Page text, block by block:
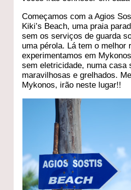
Começamos com a Agios
Kiki’s Beach, uma praia
sem os serviços de guarda
uma pérola. Lá tem o melhor
experimentamos em
sem eletricidade, numa casa
maravilhosas e grelhados.
Mykonos, irão neste lugar!!